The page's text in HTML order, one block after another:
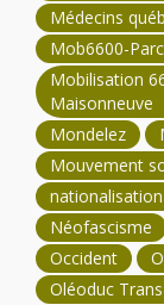
Médecins
Mob6600-
Mobilisation
Maisonneuve
Mondelez
Mouvement
nationalisation
Néofascisme
Occident
Oléoduc